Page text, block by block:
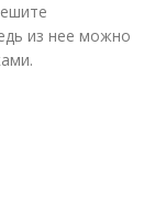
из нее можно